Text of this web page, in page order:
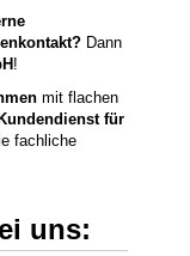
Dann
!
mit flachen
Kundendienst für
fachliche
uns: